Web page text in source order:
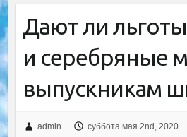
Дают ли
и серебряные
выпускникам
admin суббота мая 2nd, 2020